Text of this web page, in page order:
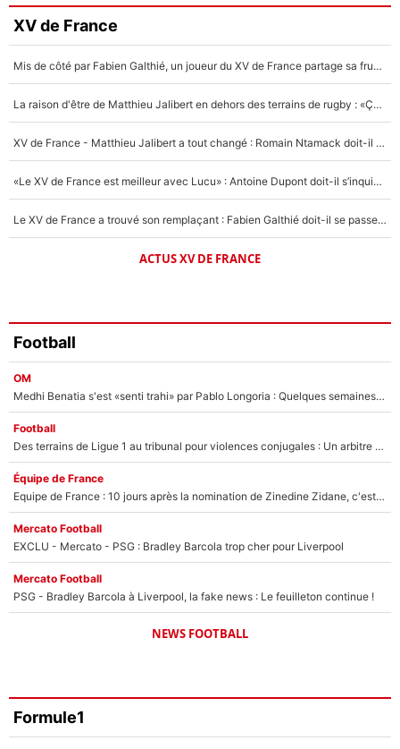
Faris Moumbagna
4%
Un autre joueur
5%
XV de France
Mis de côté par Fabien Galthié, un joueur du XV de France partage sa frustration : «ils ne me l’ont pas dit tout de suite»
La raison d'être de Matthieu Jalibert en dehors des terrains de rugby : «Ça m'atteint autant que si tu touches à un membre de ma famille»
XV de France - Matthieu Jalibert a tout changé : Romain Ntamack doit-il s’inquiéter pour sa place à un an de la Coupe du monde ?
«Le XV de France est meilleur avec Lucu» : Antoine Dupont doit-il s’inquiéter pour sa place ?
Le XV de France a trouvé son remplaçant : Fabien Galthié doit-il se passer d'Antoine Dupont ?
ACTUS XV DE FRANCE
Football
OM
Medhi Benatia s'est «senti trahi» par Pablo Longoria : Quelques semaines après son départ, l'ancien directeur de football de l'OM règle ses comptes
Football
Des terrains de Ligue 1 au tribunal pour violences conjugales : Un arbitre français encourt une peine de 18 mois de prison !
Équipe de France
Equipe de France : 10 jours après la nomination de Zinedine Zidane, c'est au tour de son fils de prendre un nouveau départ !
Mercato Football
EXCLU - Mercato - PSG : Bradley Barcola trop cher pour Liverpool
Mercato Football
PSG - Bradley Barcola à Liverpool, la fake news : Le feuilleton continue !
NEWS FOOTBALL
Formule1